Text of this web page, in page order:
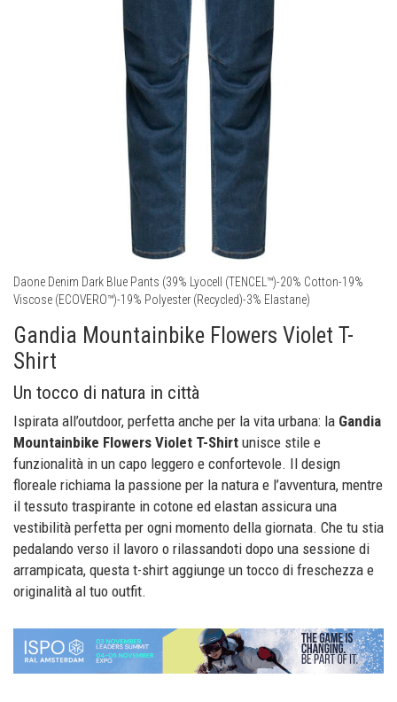
Daone Denim Dark Blue Pants (39% Lyocell (TENCEL™)-20% Cotton-19%
Viscose (ECOVERO™)-19% Polyester (Recycled)-3% Elastane)
Gandia Mountainbike Flowers Violet T-
Shirt
Un tocco di natura in città
Ispirata all’outdoor, perfetta anche per la vita urbana: la Gandia
Mountainbike Flowers Violet T-Shirt unisce stile e
funzionalità in un capo leggero e confortevole. Il design
floreale richiama la passione per la natura e l’avventura, mentre
il tessuto traspirante in cotone ed elastan assicura una
vestibilità perfetta per ogni momento della giornata. Che tu stia
pedalando verso il lavoro o rilassandoti dopo una sessione di
arrampicata, questa t-shirt aggiunge un tocco di freschezza e
originalità al tuo outfit.